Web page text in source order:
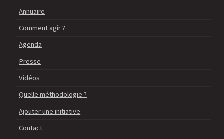
Annuaire
Comment agir ?
Agenda
Presse
Vidéos
Quelle méthodologie ?
Ajouter une initiative
Contact